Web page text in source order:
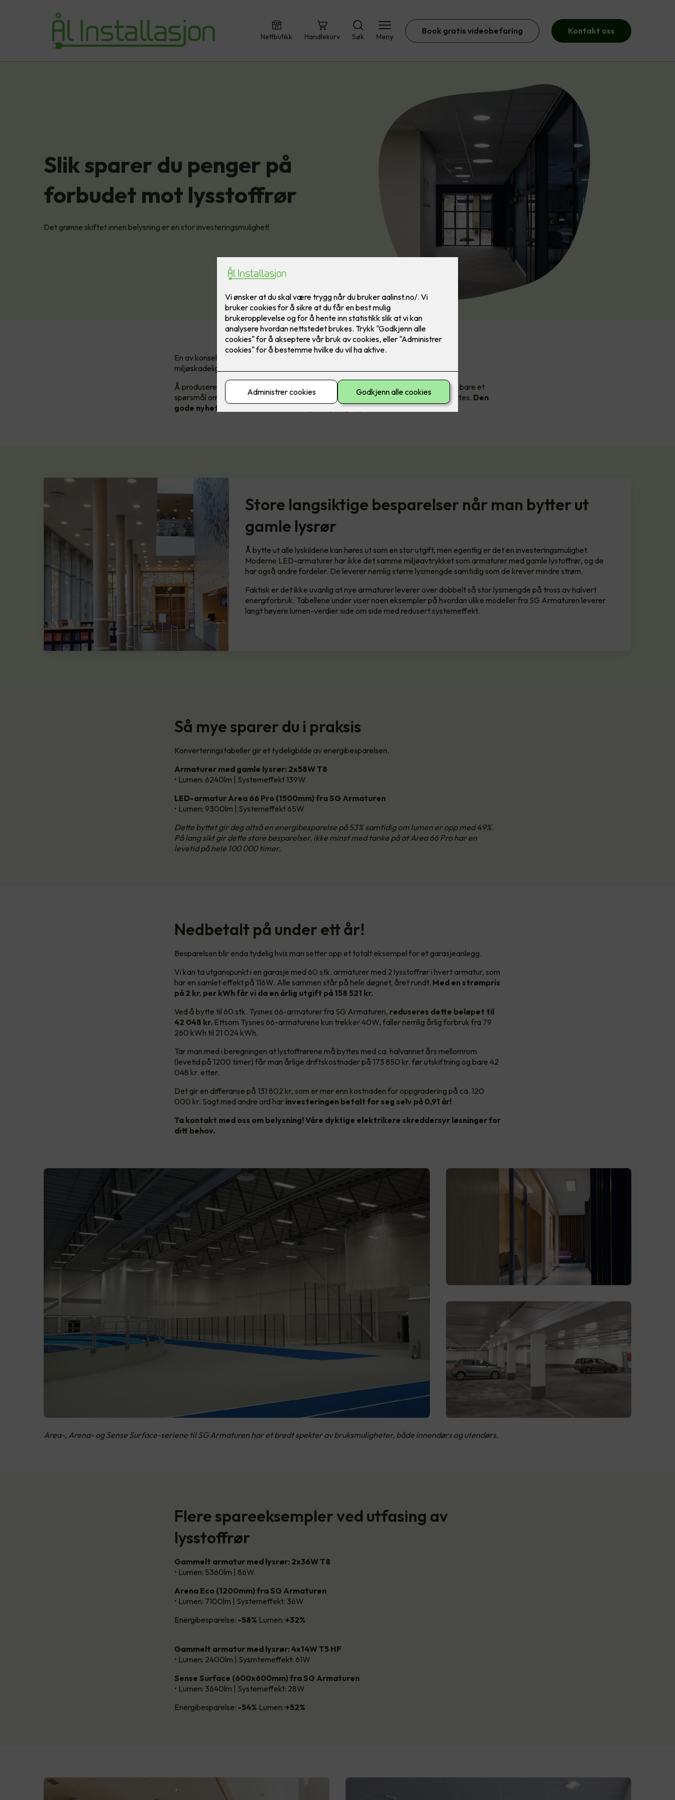
Nettbutikk Handlekurv Søk Meny
Book gratis videobefaring Kontakt oss
Slik sparer du penger på
forbudet mot lysstoffrør
Det grønne skiftet innen belysning er en stor investeringsmulighet!
En av konsekvensene av RoHS-direktivet, som har til hensikt å begrense bruken av
miljøskadelige stoffer, er at lysstoffrør avvikles.
Å produsere nye lysstoffrør har vært forbudt siden høsten 2023, og dermed er det bare et
spørsmål om tid før alle bedrifter må gjøre noe med belysning der lysstoffrør benyttes. Den
gode nyheten? Dette er noe du vil spare penger på over tid!
Store langsiktige besparelser når man bytter ut
gamle lysrør
Å bytte ut alle lyskildene kan høres ut som en stor utgift, men egentlig er det en investeringsmulighet.
Moderne LED-armaturer har ikke det samme miljøavtrykket som armaturer med gamle lystoffrør, og de
har også andre fordeler. De leverer nemlig større lysmengde samtidig som de krever mindre strøm.
Faktisk er det ikke uvanlig at nye armaturer leverer over dobbelt så stor lysmengde på tross av halvert
energiforbruk. Tabellene under viser noen eksempler på hvordan ulike modeller fra SG Armaturen leverer
langt høyere lumen-verdier side om side med redusert systemeffekt.
Så mye sparer du i praksis
Konverteringstabeller gir et tydeligbilde av energibesparelsen.
Armaturer med gamle lysrør: 2x58W T8
• Lumen: 6240lm | Systemeffekt 139W
LED-armatur Area 66 Pro (1500mm) fra SG Armaturen
• Lumen: 9300lm | Systemeffekt 65W
Dette byttet gir deg altså en energibesparelse på 53% samtidig om lumen er opp med 49%.
På lang sikt gir dette store besparelser, ikke minst med tanke på at Area 66 Pro har en
levetid på hele 100 000 timer.
Nedbetalt på under ett år!
Besparelsen blir enda tydelig hvis man setter opp et totalt eksempel for et garasjeanlegg.
Vi kan ta utganspunkt i en garasje med 60 stk. armaturer med 2 lysstoffrør i hvert armatur, som
har en samlet effekt på 116W. Alle sammen står på hele døgnet, året rundt. Med en strømpris
på 2 kr. per kWh får vi da en årlig utgift på 158 521 kr.
Ved å bytte til 60 stk. Tysnes 66-armaturer fra SG Armaturen, reduseres dette beløpet til
42 048 kr. Ettsom Tysnes 66-armaturene kun trekker 40W, faller nemlig årlig forbruk fra 79
260 kWh til 21 024 kWh.
Tar man med i beregningen at lystoffrørene må byttes med ca. halvannet års mellomrom
(levetid på 1200 timer) får man årlige driftskostnader på 173 850 kr. før utskiftning og bare 42
048 kr. etter.
Det gir en differanse på 131 802 kr, som er mer enn kostnaden for oppgradering på ca. 120
000 kr. Sagt med andre ord har investeringen betalt for seg selv på 0,91 år!
Ta kontakt med oss om belysning! Våre dyktige elektrikere skreddersyr løsninger for
ditt behov.
Area-, Arena- og Sense Surface-seriene til SG Armaturen har et bredt spekter av bruksmuligheter, både innendørs og utendørs.
Flere spareeksempler ved utfasing av
lysstoffrør
Gammelt armatur med lysrør: 2x36W T8
• Lumen: 5360lm | 86W
Arena Eco (1200mm) fra SG Armaturen
• Lumen: 7100lm | Systemeffekt: 36W
Energibesparelse: -58% Lumen: +32%
Gammelt armatur med lysrør: 4x14W T5 HF
• Lumen: 2400lm | Sysmtemeffekt: 61W
Sense Surface (600x600mm) fra SG Armaturen
• Lumen: 3640lm | Systemeffekt: 28W
Energibesparelse: -54% Lumen: +52%